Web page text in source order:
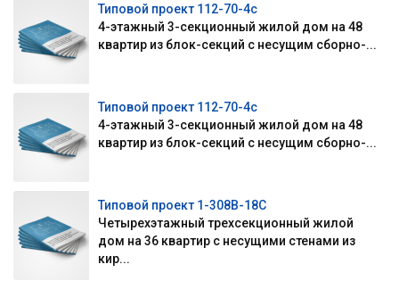
Типовой проект 112-70-4с
4-этажный 3-секционный жилой дом на 48
квартир из блок-секций с несущим сборно-...
Типовой проект 112-70-4с
4-этажный 3-секционный жилой дом на 48
квартир из блок-секций с несущим сборно-...
Типовой проект 1-308В-18С
Четырехэтажный трехсекционный жилой
дом на 36 квартир с несущими стенами из
кир...